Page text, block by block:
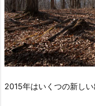
2015年はいくつの新しい